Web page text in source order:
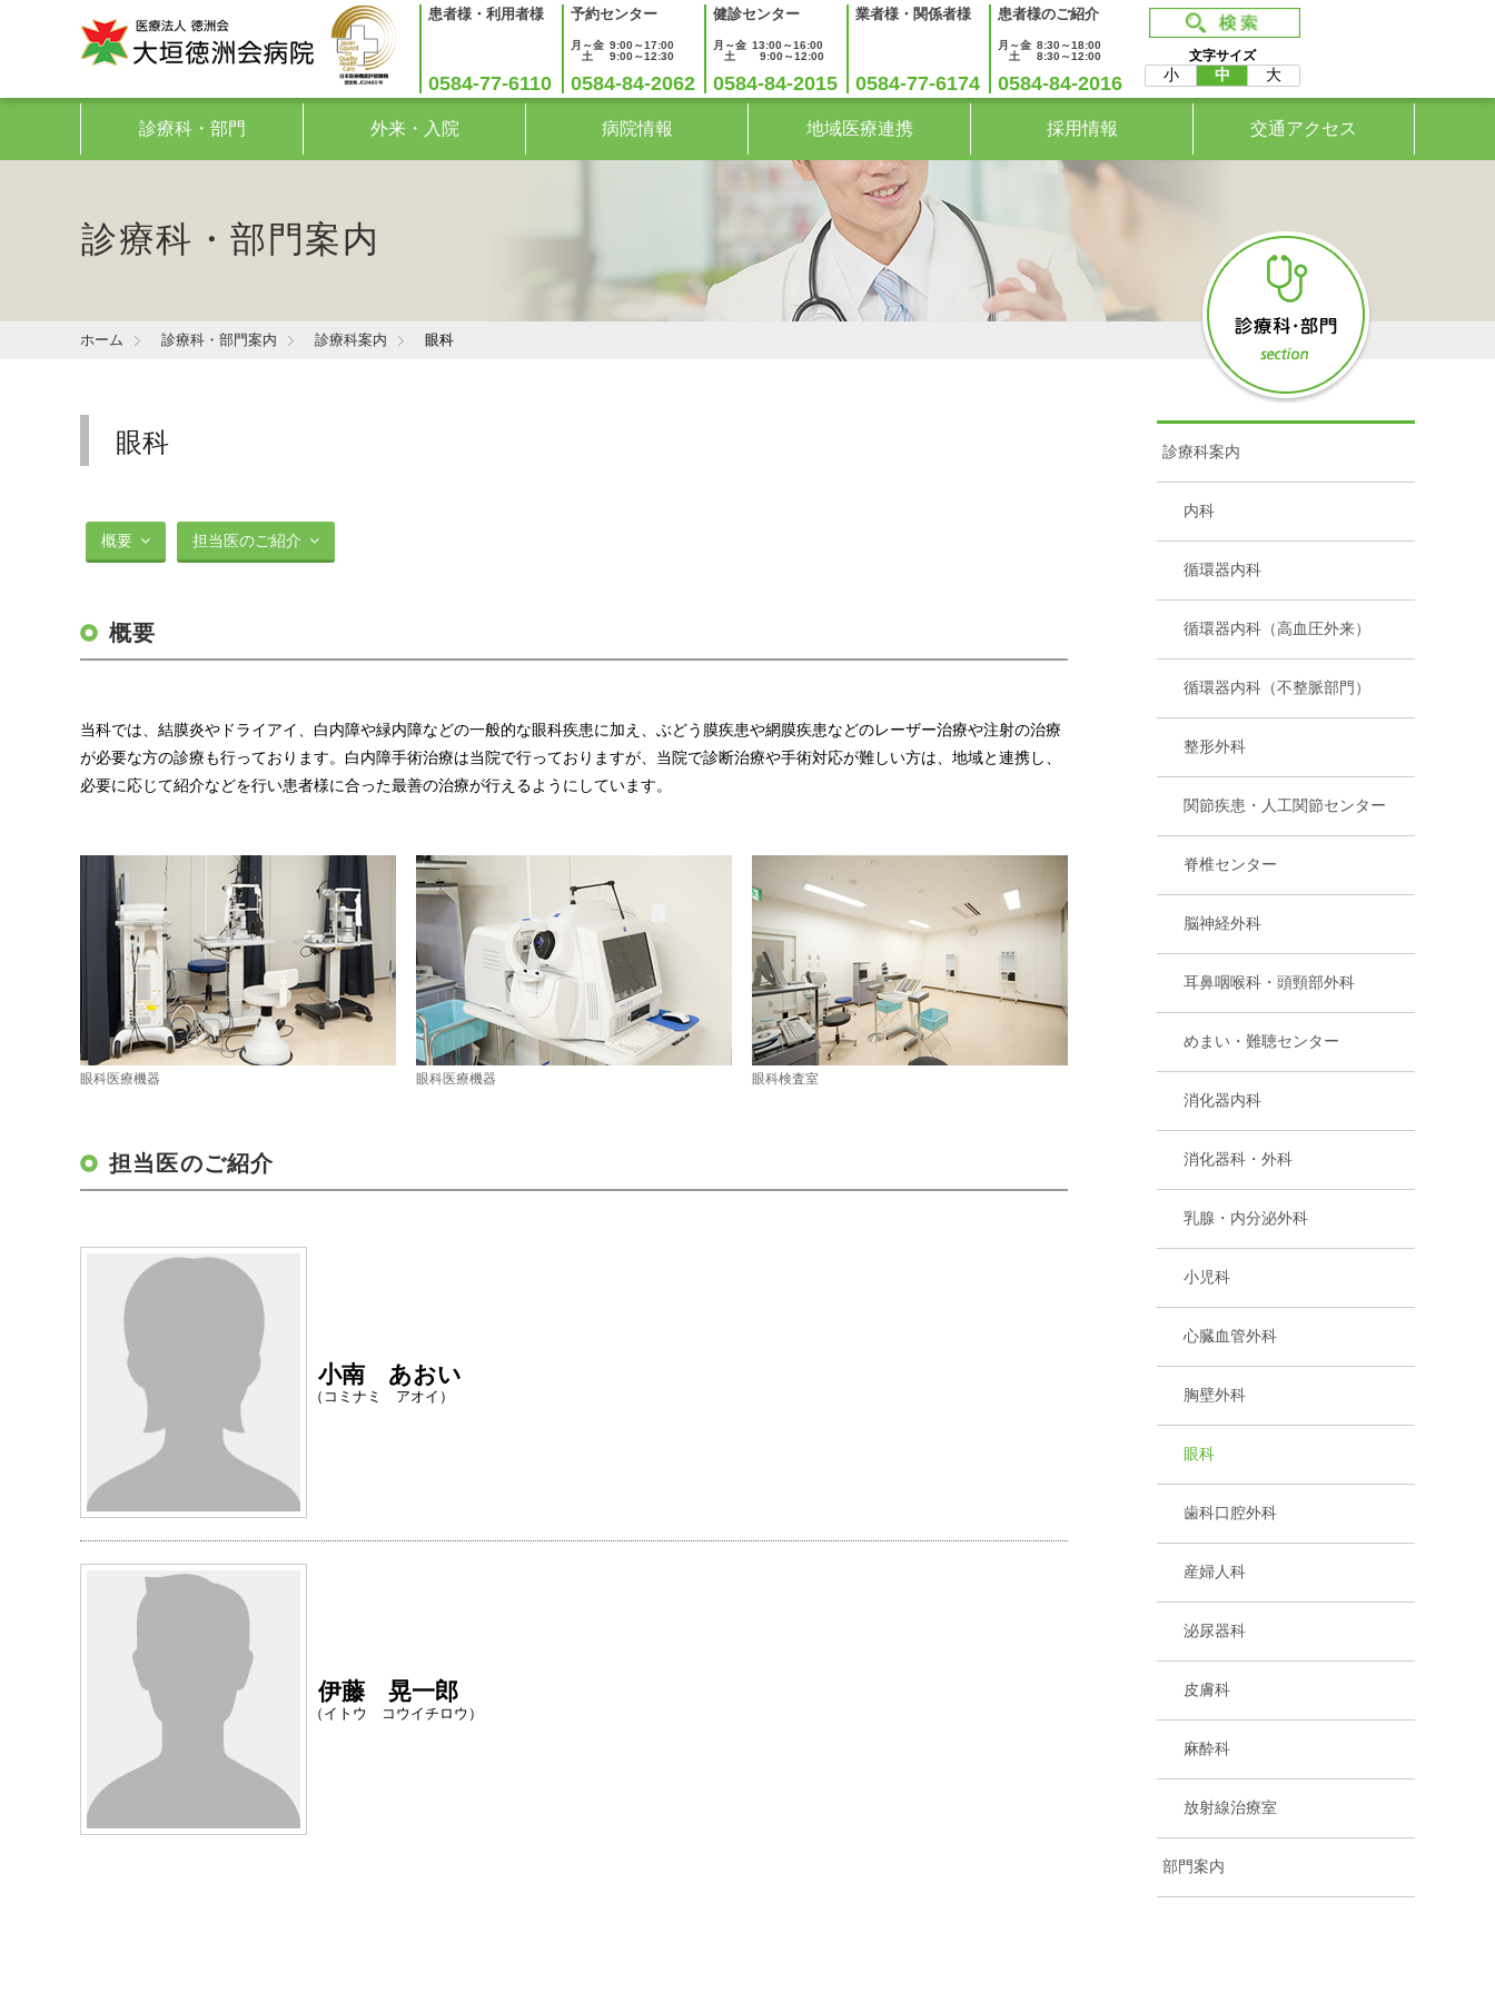
患者様・利用者様
0584-77-6110
予約センター
月～金 9:00～17:00
土
9:00～12:30
0584-84-2062
健診センター
月～金 13:00～16:00
土
9:00～12:00
0584-84-2015
業者様・関係者様
0584-77-6174
患者様のご紹介
月～金 8:30～18:00
土
8:30～12:00
0584-84-2016
文字サイズ
小 中 大
診療科・部門 外来・入院 病院情報 地域医療連携 採用情報 交通アクセス
診療科・部門案内
ホーム 診療科・部門案内 診療科案内 眼科
眼科
概要 担当医のご紹介
概要
当科では、結膜炎やドライアイ、白内障や緑内障などの一般的な眼科疾患に加え、ぶどう膜疾患や網膜疾患などのレーザー治療や注射の治療
が必要な方の診療も行っております。白内障手術治療は当院で行っておりますが、当院で診断治療や手術対応が難しい方は、地域と連携し、
必要に応じて紹介などを行い患者様に合った最善の治療が行えるようにしています。
眼科医療機器 眼科医療機器 眼科検査室
担当医のご紹介
小南 あおい
（コミナミ アオイ）
伊藤 晃一郎
（イトウ コウイチロウ）
診療科案内
内科
循環器内科
循環器内科（高血圧外来）
循環器内科（不整脈部門）
整形外科
関節疾患・人工関節センター
脊椎センター
脳神経外科
耳鼻咽喉科・頭頸部外科
めまい・難聴センター
消化器内科
消化器科・外科
乳腺・内分泌外科
小児科
心臓血管外科
胸壁外科
眼科
歯科口腔外科
産婦人科
泌尿器科
皮膚科
麻酔科
放射線治療室
部門案内